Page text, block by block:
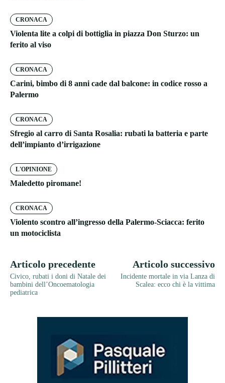
CRONACA
Violenta lite a colpi di bottiglia in piazza Don Sturzo: un
ferito al viso
CRONACA
Carini, bimbo di 8 anni cade dal balcone: in codice rosso a
Palermo
CRONACA
Sfregio al carro di Santa Rosalia: rubati la batteria e parte
dell’impianto d’irrigazione
L'OPINIONE
Maledetto piromane!
CRONACA
Violento scontro all’ingresso della Palermo-Sciacca: ferito
un motociclista
Articolo precedente
Civico, rubati i doni di Natale dei
bambini dell’Oncoematologia
pediatrica
Articolo successivo
Incidente mortale in via Lanza di
Scalea: ecco chi è la vittima